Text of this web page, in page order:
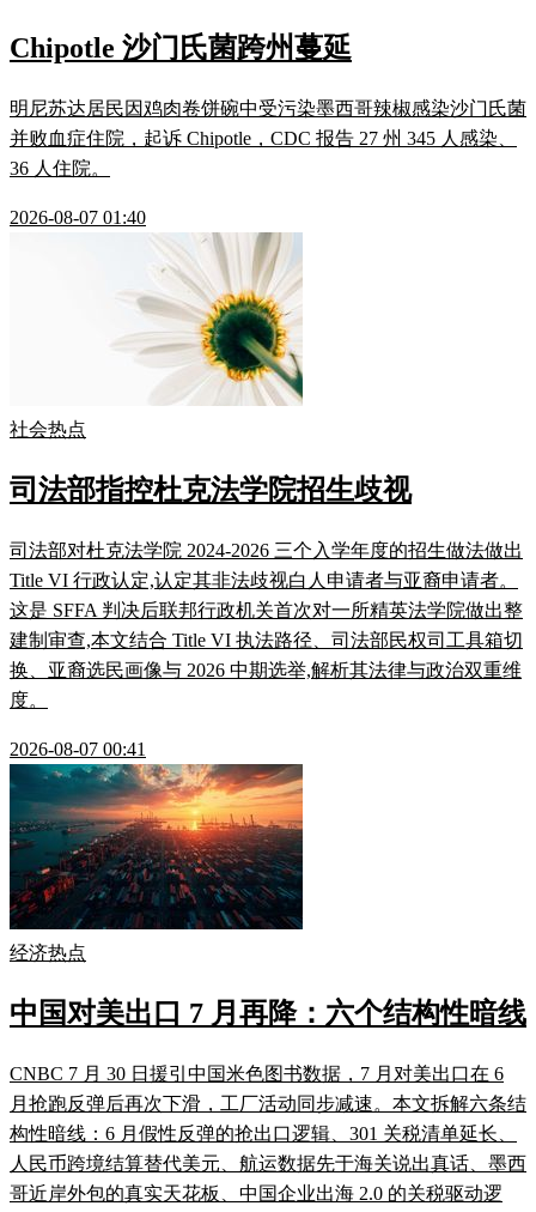
Chipotle 沙门氏菌跨州蔓延
明尼苏达居民因鸡肉卷饼碗中受污染墨西哥辣椒感染沙门氏菌
并败血症住院，起诉 Chipotle，CDC 报告 27 州 345 人感染、
36 人住院。
2026-08-07 01:40
社会热点
司法部指控杜克法学院招生歧视
司法部对杜克法学院 2024-2026 三个入学年度的招生做法做出
Title VI 行政认定,认定其非法歧视白人申请者与亚裔申请者。
这是 SFFA 判决后联邦行政机关首次对一所精英法学院做出整
建制审查,本文结合 Title VI 执法路径、司法部民权司工具箱切
换、亚裔选民画像与 2026 中期选举,解析其法律与政治双重维
度。
2026-08-07 00:41
经济热点
中国对美出口 7 月再降：六个结构性暗线
CNBC 7 月 30 日援引中国米色图书数据，7 月对美出口在 6
月抢跑反弹后再次下滑，工厂活动同步减速。本文拆解六条结
构性暗线：6 月假性反弹的抢出口逻辑、301 关税清单延长、
人民币跨境结算替代美元、航运数据先于海关说出真话、墨西
哥近岸外包的真实天花板、中国企业出海 2.0 的关税驱动逻